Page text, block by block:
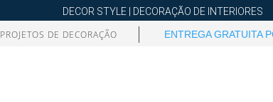
DECOR STYLE | DECORAÇÃO DE INTERIORES
PROJETOS DE DECORAÇÃO ENTREGA GRATUITA